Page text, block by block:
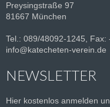
Preysingstraße 97
81667 München
Tel.: 089/48092-1245, Fax:
info@katecheten-verein.de
NEWSLETTER
Hier kostenlos anmelden